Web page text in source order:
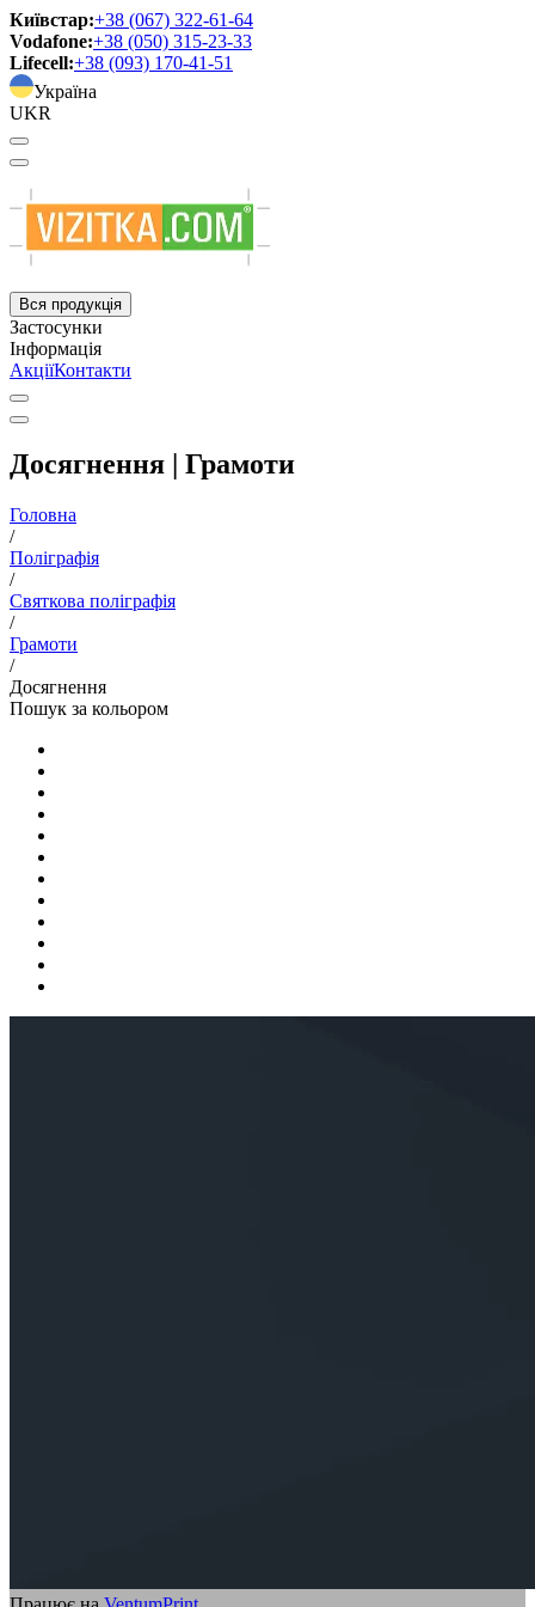
Київстар:+38 (067) 322-61-64
Vodafone:+38 (050) 315-23-33
Lifecell:+38 (093) 170-41-51
Україна
UKR
Вся продукція
Застосунки
Інформація
АкціїКонтакти
Досягнення | Грамоти
Головна
/
Поліграфія
/
Святкова поліграфія
/
Грамоти
/
Досягнення
Пошук за кольором